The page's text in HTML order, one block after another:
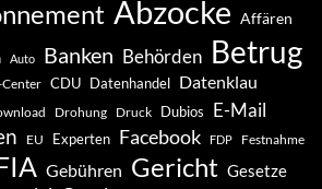
Abzocke Affären
Auto Banken Behörden Betrug
Center CDU Datenhandel Datenklau
Drohung Druck Dubios E-Mail
EU Experten Facebook FDP Festnahme
Gebühren Gericht Gesetze